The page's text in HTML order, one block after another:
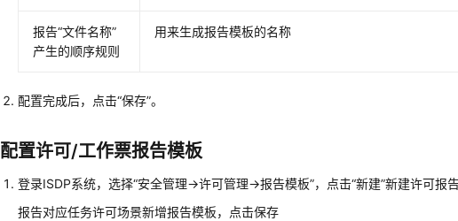
报告“文件名称”
产生的顺序规则
用来生成报告模板的名称
配置完成后，点击“保存”。
配置许可/工作票报告模板
登录ISDP系统，选择“安全管理->许可管理->报告模板”，点击“新建”新建许可报
报告对应任务许可场景新增报告模板，点击保存